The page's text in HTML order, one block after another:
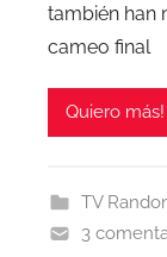
también han
cameo final
Quiero más!
TV
3